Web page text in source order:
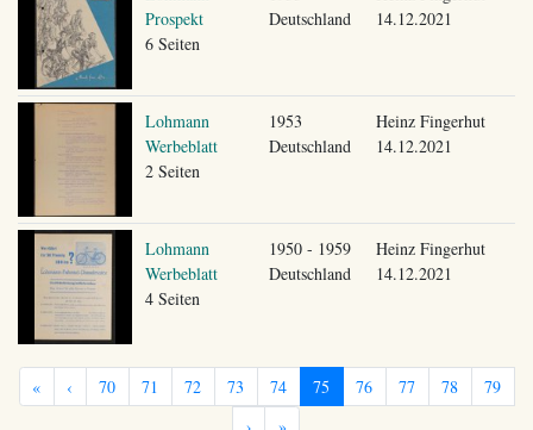
Prospekt
6 Seiten
Deutschland
14.12.2021
Lohmann
Werbeblatt
2 Seiten
1953
Deutschland
Heinz Fingerhut
14.12.2021
Lohmann
Werbeblatt
4 Seiten
1950 - 1959
Deutschland
Heinz Fingerhut
14.12.2021
« ‹ 70 71 72 73 74 75 76 77 78
79
›
»